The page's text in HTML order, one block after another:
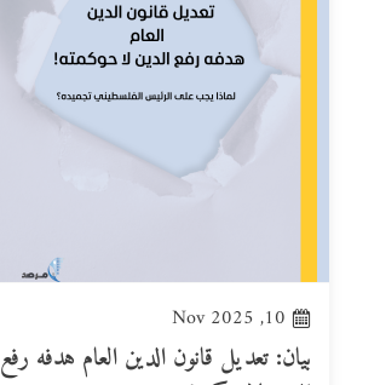
10, Nov 2025
بيان: تعديل قانون الدين العام هدفه رفع